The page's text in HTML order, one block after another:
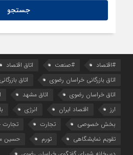
#اقتصاد #صنعت اتاق اقتصاد
اتاق بازرگانی خراسان رضوی
اتاق
اتاق خراسان رضوی
اتاق مشهد
ارز
اقتصاد ایران انرژی
بخش خصوصی
تجارت تجارت
تقویم نمایشگاهی
تورم
حسین